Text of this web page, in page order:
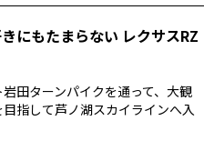
にもたまらない レクサスRZ
田ターンパイクを通って、大観
指して芦ノ湖スカイラインへ入